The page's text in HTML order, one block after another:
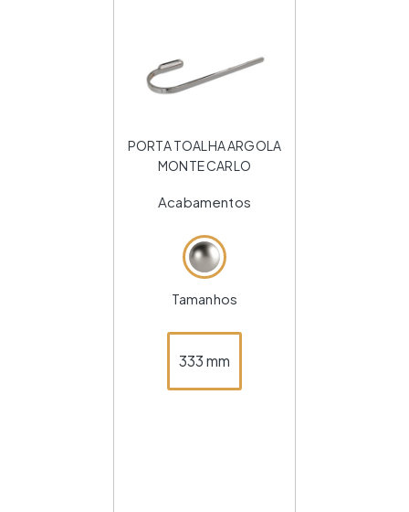
PORTA TOALHA ARGOLA
MONTE CARLO
Acabamentos
Tamanhos
333 mm